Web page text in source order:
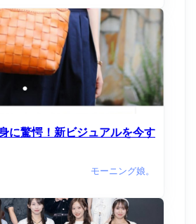
に驚愕！新ビジュアルを今す
モーニング娘。